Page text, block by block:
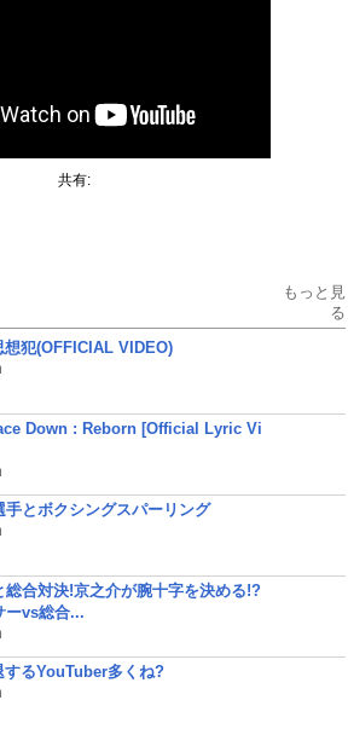
共有:
もっと見
る
想犯(OFFICIAL VIDEO)
Down : Reborn [Official Lyric Vi
手とボクシングスパーリング
総合対決!京之介が腕十字を決める!?
ーvs総合...
するYouTuber多くね?